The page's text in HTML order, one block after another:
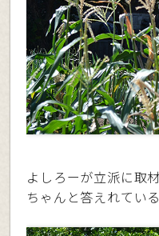
よしろーが立派に取
ちゃんと答えれてい